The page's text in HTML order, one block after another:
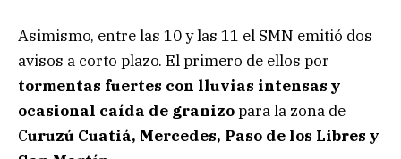
Asimismo, entre las 10 y las 11 el SMN emitió dos
avisos a corto plazo. El primero de ellos por
tormentas fuertes con lluvias intensas y
ocasional caída de granizopara la zona de
Curuzú Cuatiá, Mercedes, Paso de los Libres y